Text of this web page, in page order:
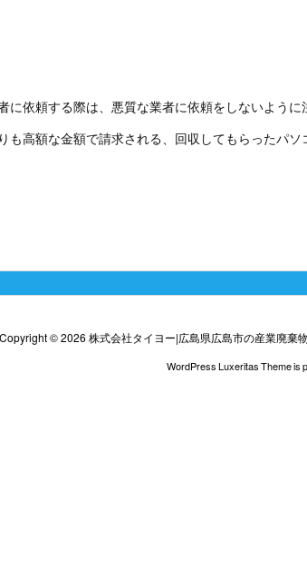
に依頼する際は、悪質な業者に依頼をしないように
も高額な金額で請求される、回収してもらったパ
Copyright ©2026 株式会社タイヨー|広島県広島市の産業廃棄
WordPress Luxeritas Theme is